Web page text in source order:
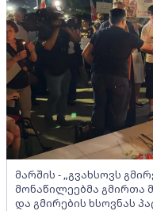
მარშის - „გვახსოვს
მონაწილეებმა
და გმირების ხსოვნას